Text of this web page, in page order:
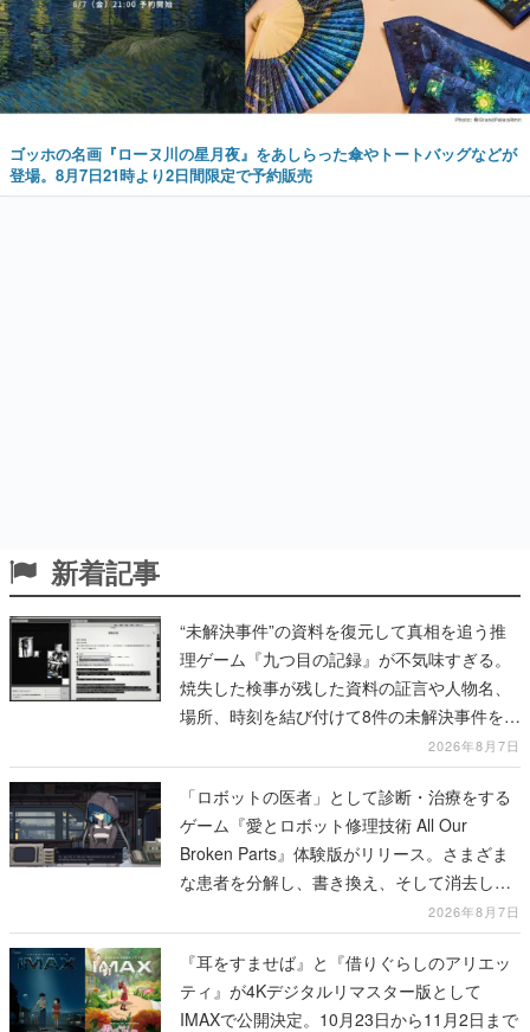
ゴッホの名画『ローヌ川の星月夜』をあしらった傘やトートバッグなどが
登場。8月7日21時より2日間限定で予約販売
新着記事
“未解決事件”の資料を復元して真相を追う推
理ゲーム『九つ目の記録』が不気味すぎる。
焼失した検事が残した資料の証言や人物名、
場所、時刻を結び付けて8件の未解決事件を再
2026年8月7日
「ロボットの医者」として診断・治療をする
ゲーム『愛とロボット修理技術 All Our
Broken Parts』体験版がリリース。さまざま
な患者を分解し、書き換え、そして消去して
2026年8月7日
『耳をすませば』と『借りぐらしのアリエッ
ティ』が4Kデジタルリマスター版として
IMAXで公開決定。10月23日から11月2日まで